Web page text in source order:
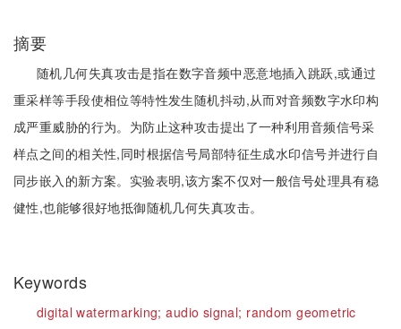
摘要
随机几何失真攻击是指在数字音频中恶意地插入跳跃,或通过
重采样等手段使相位等特性发生随机抖动,从而对音频数字水印构
成严重威胁的行为。为防止这种攻击提出了一种利用音频信号采
样点之间的相关性,同时根据信号局部特征生成水印信号并进行自
同步嵌入的新方案。实验表明,该方案不仅对一般信号处理具有稳
健性,也能够很好地抵御随机几何失真攻击。
Keywords
digital watermarking;audio signal; random geometric